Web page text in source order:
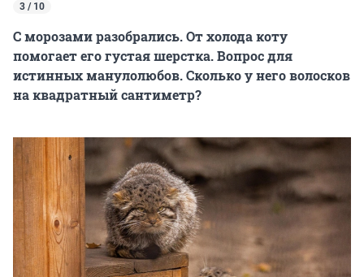
3 / 10
С морозами разобрались. От холода коту
помогает его густая шерстка. Вопрос для
истинных манулолюбов. Сколько у него волосков
на квадратный сантиметр?